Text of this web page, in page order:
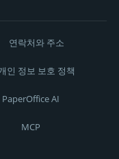
연락처와 주소
인 정보 보호 정책
PaperOffice AI
MCP